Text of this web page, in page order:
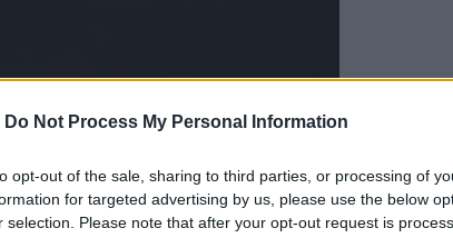
Do Not Process My Personal Information
opt-out of the sale, sharing to third parties, or processing of
for targeted advertising by us, please use the below
selection. Please note that after your opt-out request is
Σύλλογος Ασθενών & Φίλων
NF»: «Η απόφαση του ελληνικού
βαθύ συμβολισμό: Το "Σπίτι της
την ορατότητα των ανθρώπων που